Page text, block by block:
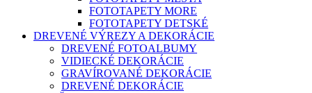
FOTOTAPETY MORE
FOTOTAPETY DETSKÉ
DREVENÉ VÝREZY A DEKORÁCIE
DREVENÉ FOTOALBUMY
VIDIECKÉ DEKORÁCIE
GRAVÍROVANÉ DEKORÁCIE
DREVENÉ DEKORÁCIE